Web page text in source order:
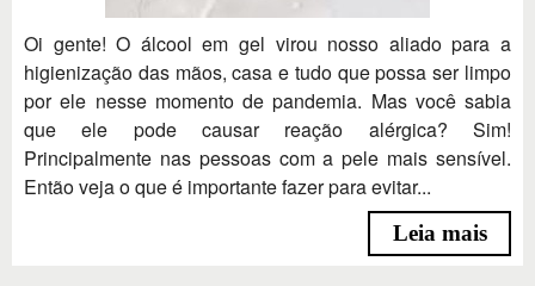
Oi gente! O álcool em gel virou nosso aliado para a
higienização das mãos, casa e tudo que possa ser limpo
por ele nesse momento de pandemia. Mas você sabia
que ele pode causar reação alérgica? Sim!
Principalmente nas pessoas com a pele mais sensível.
Então veja o que é importante fazer para evitar...
Leia mais